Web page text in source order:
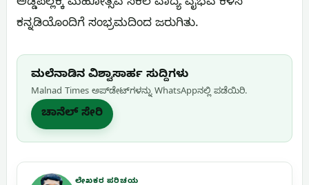
ಅಡ್ಡಪಲ್ಲಕ್ಕಿ ಮಹೋತ್ಸವ ಸಕಲ ವಾದ್ಯ ವೈಭವ ಕಳಸ
ಕನ್ನಡಿಯೊಂದಿಗೆ ಸಂಭ್ರಮದಿಂದ ಜರುಗಿತು.
ಮಲೆನಾಡಿನ ವಿಶ್ವಾಸಾರ್ಹ ಸುದ್ದಿಗಳು
Malnad Times ಅಪ್‌ಡೇಟ್‌ಗಳನ್ನು WhatsApp‌ನಲ್ಲಿ ಪಡೆಯಿರಿ.
ಚಾನೆಲ್ ಸೇರಿ
ಲೇಖಕರ ಪರಿಚಯ